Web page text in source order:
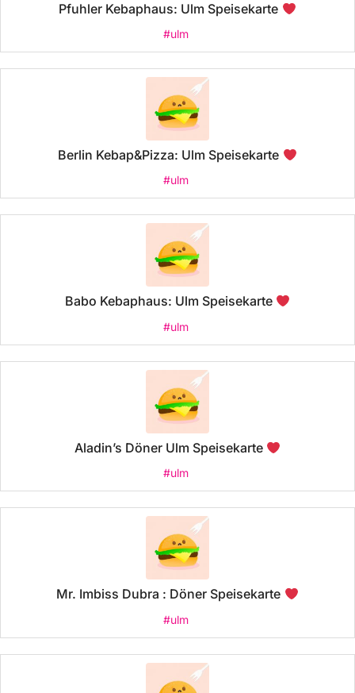
Pfuhler Kebaphaus: Ulm Speisekarte
#ulm
Berlin Kebap&Pizza: Ulm Speisekarte
#ulm
Babo Kebaphaus: Ulm Speisekarte
#ulm
Aladin’s Döner Ulm Speisekarte
#ulm
Mr. Imbiss Dubra : Döner Speisekarte
#ulm